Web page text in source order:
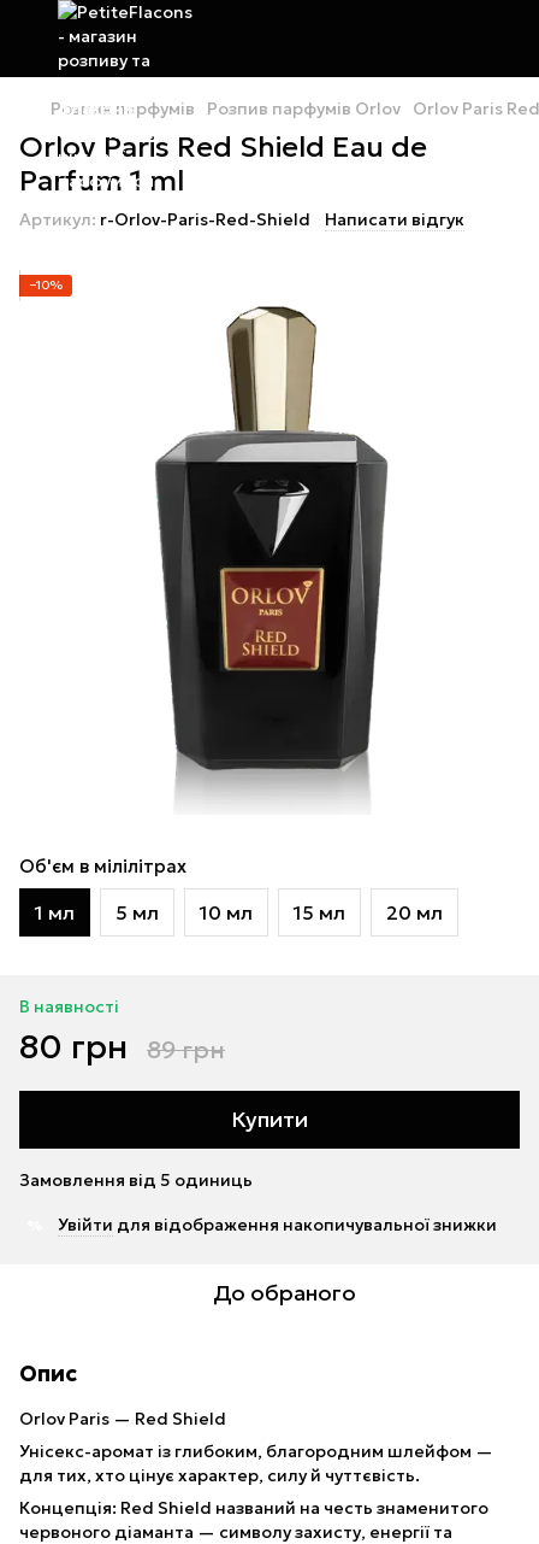
Розпив парфумів Розпив парфумів Orlov Orlov Paris
Orlov Paris Red Shield Eau de
Parfum 1 ml
Артикул: r-Orlov-Paris-Red-Shield Написати відгук
−10%
Об'єм в мілілітрах
1 мл 5 мл 10 мл 15 мл 20 мл
В наявності
80 грн 89 грн
Купити
Замовлення від 5 одиниць
Увійти для відображення накопичувальної знижки
До обраного
Опис
Orlov Paris — Red Shield
Унісекс-аромат із глибоким, благородним шлейфом —
для тих, хто цінує характер, силу й чуттєвість.
Концепція: Red Shield названий на честь знаменитого
червоного діаманта — символу захисту, енергії та